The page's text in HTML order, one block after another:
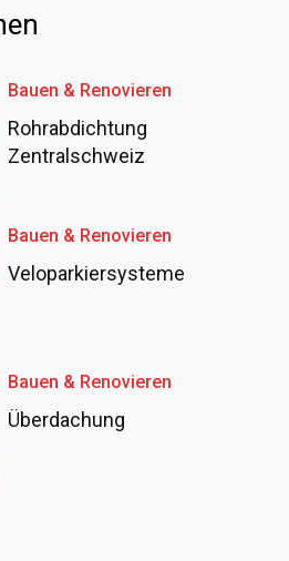
Bauen & Renovieren
Rohrabdichtung
Zentralschweiz
Bauen & Renovieren
Veloparkiersysteme
Bauen & Renovieren
Überdachung